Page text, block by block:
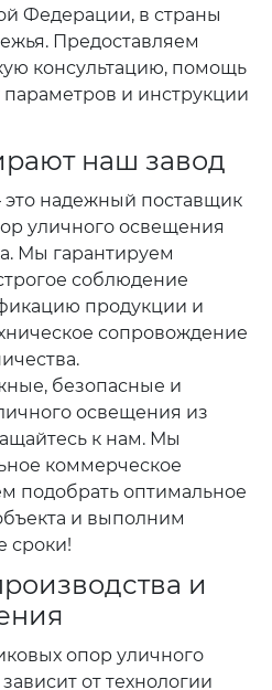
Федерации, в страны
Предоставляем
консультацию, помощь
и инструкции
наш завод
надежный поставщик
уличного освещения
Мы гарантируем
соблюдение
продукции и
сопровождение
безопасные и
освещения из
к нам. Мы
коммерческое
подобрать оптимальное
и выполним
сроки!
и
опор уличного
от технологии